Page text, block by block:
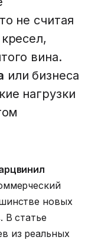
не считая
вина.
или бизнеса
нагрузки
новых
В статье
из реальных